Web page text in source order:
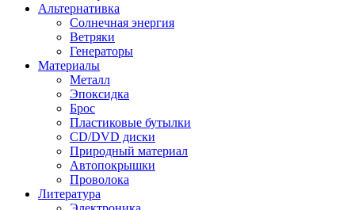
Альтернативка
Солнечная энергия
Ветряки
Генераторы
Материалы
Металл
Эпоксидка
Брос
Пластиковые бутылки
CD/DVD диски
Природный материал
Автопокрышки
Проволока
Литература